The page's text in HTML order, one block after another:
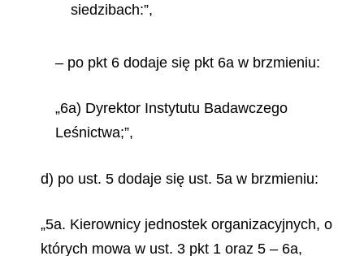
siedzibach:”,
– po pkt 6 dodaje się pkt 6a w brzmieniu:
„6a) Dyrektor Instytutu Badawczego
Leśnictwa;”,
d) po ust. 5 dodaje się ust. 5a w brzmieniu:
„5a. Kierownicy jednostek organizacyjnych, o
których mowa w ust. 3 pkt 1 oraz 5 – 6a,